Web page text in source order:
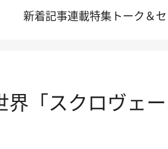
新着記事連載特集 トーク＆
「スクロヴェ